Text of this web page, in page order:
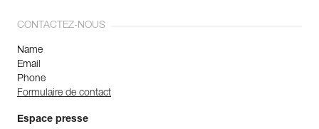
CONTACTEZ-NOUS
Name
Email
Phone
Formulaire de contact
Espace presse